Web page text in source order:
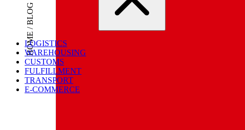
LOGISTICS
WAREHOUSING
CUSTOMS
FULFILLMENT
TRANSPORT
E-COMMERCE
HOME / BLOG